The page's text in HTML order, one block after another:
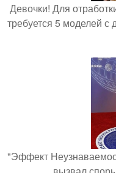
Девочки! Для
требуется 5 моделей
"Эффект